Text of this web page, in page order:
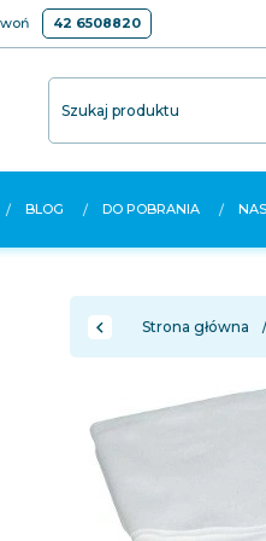
42 6508820
Szukaj produktu
BLOG DO POBRANIA
Strona główna